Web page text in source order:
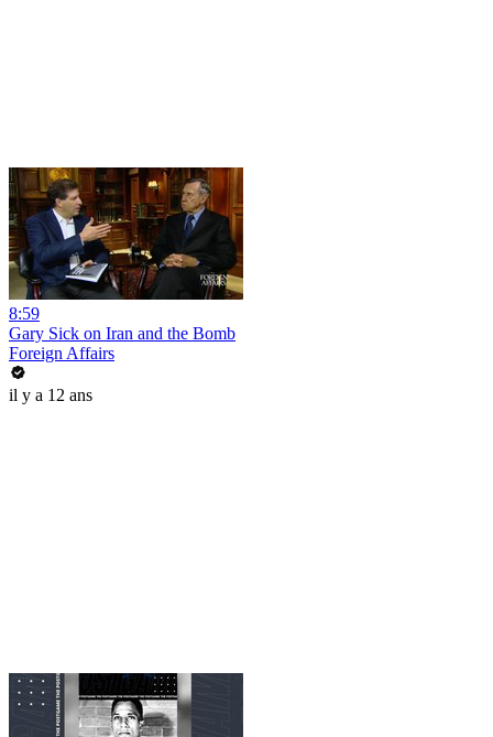
8:59
Gary Sick on Iran and the Bomb
Foreign Affairs
il y a 12 ans